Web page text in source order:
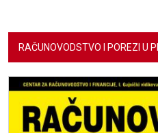
RAČUNOVODSTVO I POREZI U